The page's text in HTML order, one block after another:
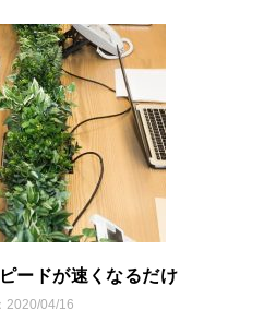
ードが速くなるだけ
2020/04/16